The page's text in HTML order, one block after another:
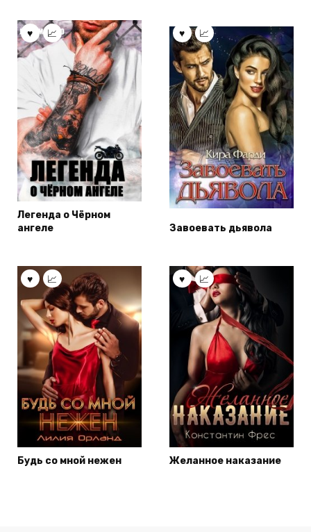
Легенда о Чёрном
ангеле
Завоевать дьявола
Будь со мной нежен Желанное наказание